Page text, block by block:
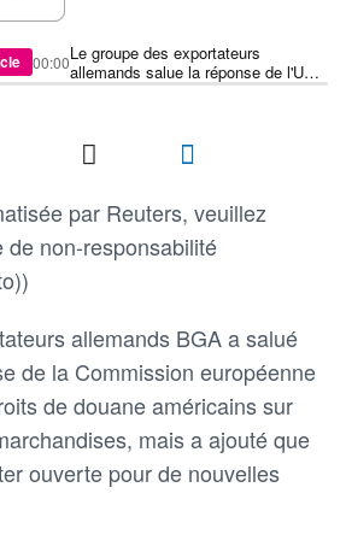
Le groupe des exportateurs
allemands salue la réponse de l'UE
aux droits de douane américains
00:00
par Reuters, veuillez
non-responsabilité
allemands BGA a salué
de la Commission européenne
de douane américains sur
mais a ajouté que
ouverte pour de nouvelles